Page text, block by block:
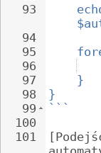
93
94
95
96
97
98
99
100
101
}
}
```